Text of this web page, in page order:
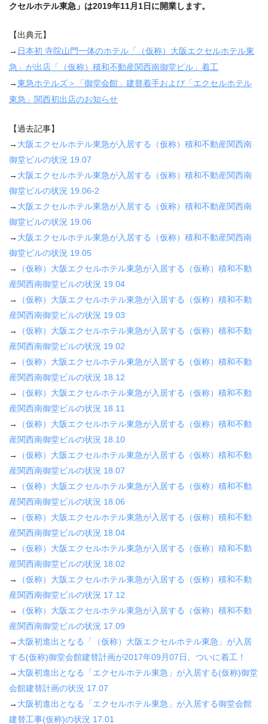
クセルホテル東急」は2019年11月1日に開業します。
【出典元】
→ 日本初 寺院山門一体のホテル「（仮称）大阪エクセルホテル東
急」が出店「（仮称）積和不動産関西南御堂ビル」着工
→東急ホテルズ＞「御堂会館」建替着手および「エクセルホテル
東急」関西初出店のお知らせ
【過去記事】
→ 大阪エクセルホテル東急が入居する（仮称）積和不動産関西南
御堂ビルの状況 19.07
→ 大阪エクセルホテル東急が入居する（仮称）積和不動産関西南
御堂ビルの状況 19.06-2
→ 大阪エクセルホテル東急が入居する（仮称）積和不動産関西南
御堂ビルの状況 19.06
→ 大阪エクセルホテル東急が入居する（仮称）積和不動産関西南
御堂ビルの状況 19.05
→
（仮称）大阪エクセルホテル東急が入居する（仮称）積和不動
産関西南御堂ビルの状況 19.04
→
（仮称）大阪エクセルホテル東急が入居する（仮称）積和不動
産関西南御堂ビルの状況 19.03
→
（仮称）大阪エクセルホテル東急が入居する（仮称）積和不動
産関西南御堂ビルの状況 19.02
→
（仮称）大阪エクセルホテル東急が入居する（仮称）積和不動
産関西南御堂ビルの状況 18.12
→
（仮称）大阪エクセルホテル東急が入居する（仮称）積和不動
産関西南御堂ビルの状況 18.11
→
（仮称）大阪エクセルホテル東急が入居する（仮称）積和不動
産関西南御堂ビルの状況 18.10
→
（仮称）大阪エクセルホテル東急が入居する（仮称）積和不動
産関西南御堂ビルの状況 18.07
→
（仮称）大阪エクセルホテル東急が入居する（仮称）積和不動
産関西南御堂ビルの状況 18.06
→
（仮称）大阪エクセルホテル東急が入居する（仮称）積和不動
産関西南御堂ビルの状況 18.04
→
（仮称）大阪エクセルホテル東急が入居する（仮称）積和不動
産関西南御堂ビルの状況 18.02
→
（仮称）大阪エクセルホテル東急が入居する（仮称）積和不動
産関西南御堂ビルの状況 17.12
→
（仮称）大阪エクセルホテル東急が入居する（仮称）積和不動
産関西南御堂ビルの状況 17.09
→ 大阪初進出となる「（仮称）大阪エクセルホテル東急」が入居
する(仮称)御堂会館建替計画が2017年09 月07日、ついに着工！
→ 大阪初進出となる「エクセルホテル東急」が入居する(仮称)御堂
会館建替計画の状況 17.07
→ 大阪初進出となる「エクセルホテル東急」が入居する御堂会館
建替工事(仮称)の状況 17.01